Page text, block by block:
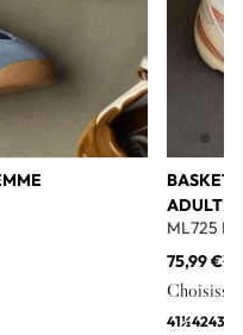
ADULTE
ML725
75,99 €
41½4243